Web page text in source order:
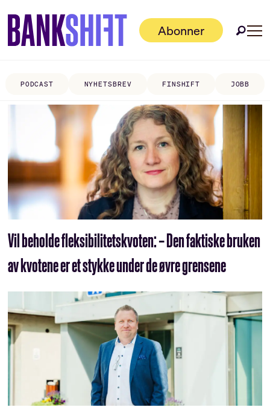
Abonner
PODCAST NYHETSBREV FINSHIFT JOBB
Tag:
fleksibilitetskvoten
Vil beholde fleksibilitetskvoten: – Den faktiske bruken
av kvotene er et stykke under de øvre grensene